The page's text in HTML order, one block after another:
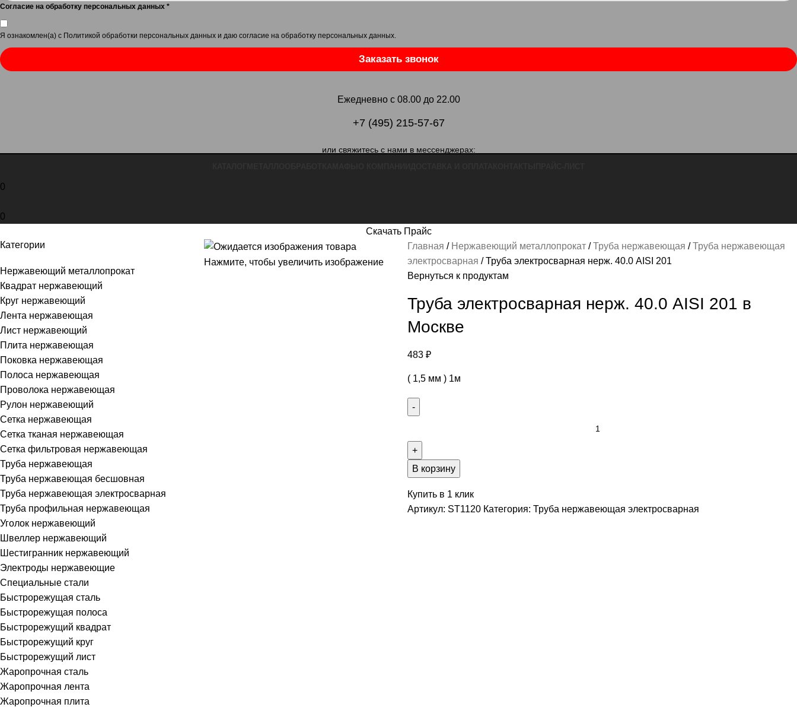
Согласие на обработку персональных данных *
Я ознакомлен(а) с Политикой обработки персональных данных и даю согласие на обработку персональных данных
Заказать звонок
Ежедневно с 08.00 до 22.00
+7 (495) 215-57-67
или свяжитесь с нами в мессенджерах:
0
0
Скачать Прайс
Категории
Нержавеющий металлопрокат
Квадрат нержавеющий
Круг нержавеющий
Лента нержавеющая
Лист нержавеющий
Плита нержавеющая
Поковка нержавеющая
Полоса нержавеющая
Проволока нержавеющая
Рулон нержавеющий
Сетка нержавеющая
Сетка тканая нержавеющая
Сетка фильтровая нержавеющая
Труба нержавеющая
Труба нержавеющая бесшовная
Труба нержавеющая электросварная
Труба профильная нержавеющая
Уголок нержавеющий
Швеллер нержавеющий
Шестигранник нержавеющий
Электроды нержавеющие
Специальные стали
Быстрорежущая сталь
Быстрорежущая полоса
Быстрорежущий квадрат
Быстрорежущий круг
Быстрорежущий лист
Жаропрочная сталь
Жаропрочная лента
Жаропрочная плита
Нажмите, чтобы увеличить изображение
Главная Нержавеющий металлопрокат Труба нержавеющая
Труба нержавеющая
электросварная
Труба электросварная нерж. 40.0 AISI 201
Вернуться к продуктам
Труба электросварная нерж. 40.0 AISI 201 в
Москве
483 ₽
( 1,5 мм ) 1м
В корзину
Купить в 1 клик
Артикул: ST1120 Категория: Труба нержавеющая электросварная